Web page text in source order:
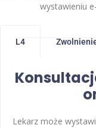
wystawieniu
L4
Lekarz może